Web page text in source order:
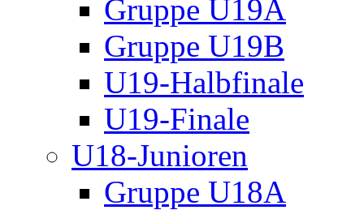
Gruppe U19A
Gruppe U19B
U19-Halbfinale
U19-Finale
U18-Junioren
Gruppe U18A